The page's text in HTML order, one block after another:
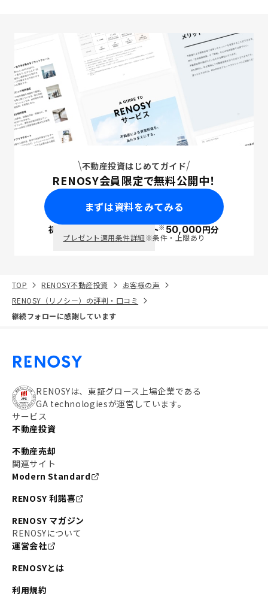
不動産投資はじめてガイド
RENOSY会員限定で無料公開中！
まずは資料をみてみる
初回面談で ポイント※50,000円分
プレゼント適用条件詳細※条件・上限あり
TOP RENOSY不動産投資
お客様の声
RENOSY（リノシー）の評判・口コミ
継続フォローに感謝しています
RENOSYは、東証グロース上場企業である
GA technologiesが運営しています。
サービス
不動産投資
不動産売却
関連サイト
Modern Standard
RENOSY 利諾喜
RENOSY マガジン
RENOSYについて
運営会社
RENOSYとは
利用規約